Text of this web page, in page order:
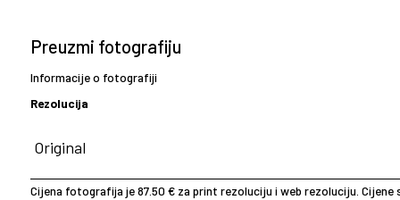
Preuzmi fotografiju
Informacije o fotografiji
Rezolucija
Cijena fotografija je 87.50 € za print rezoluciju i web rezoluciju. Cijene